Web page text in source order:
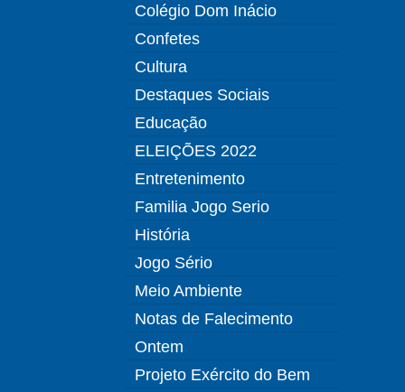
Colégio Dom Inácio
Confetes
Cultura
Destaques Sociais
Educação
ELEIÇÕES 2022
Entretenimento
Familia Jogo Serio
História
Jogo Sério
Meio Ambiente
Notas de Falecimento
Ontem
Projeto Exército do Bem